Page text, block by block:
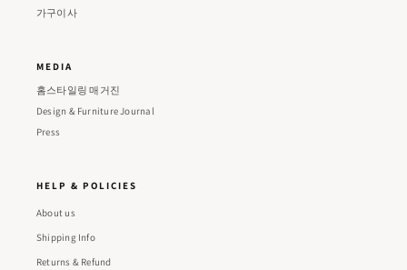
가구이사
MEDIA
홈스타일링 매거진
Design & Furniture Journal
Press
HELP & POLICIES
About us
Shipping Info
Returns & Refund